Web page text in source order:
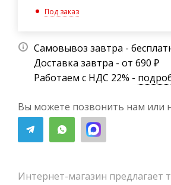
Под заказ
Самовывоз завтра -
Доставка завтра - от 690 ₽
Работаем с НДС 22% -
Вы можете позвонить нам или
Интернет-магазин предлагает